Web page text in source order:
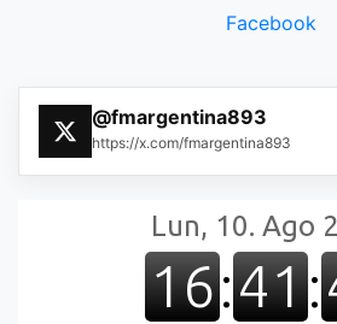
Facebook
@fmargentina893
https://x.com/fmargentina893